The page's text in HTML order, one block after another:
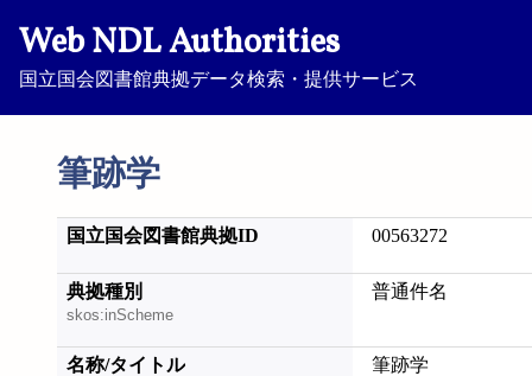
Web NDL Authorities
国立国会図書館典拠データ検索・提供サービス
筆跡学
国立国会図書館典拠ID 00563272
典拠種別
skos:inScheme
普通件名
名称/タイトル 筆跡学